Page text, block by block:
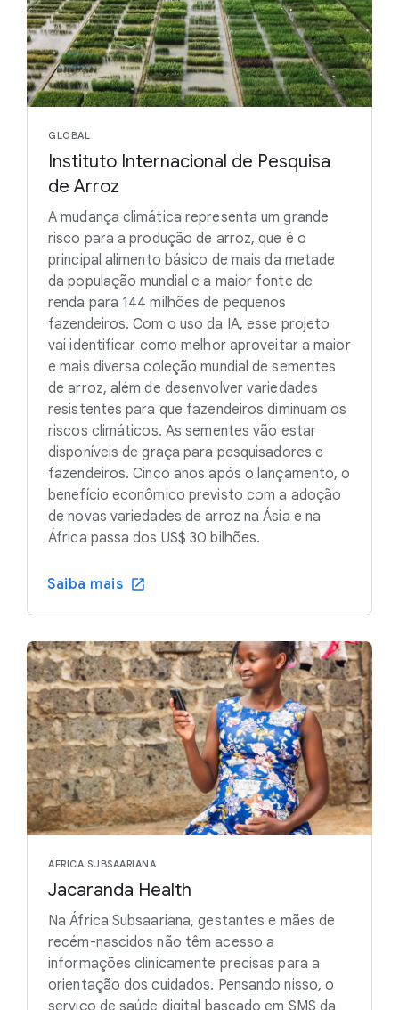
GLOBAL
Instituto Internacional de Pesquisa
de Arroz
A mudança climática representa um grande
risco para a produção de arroz, que é o
principal alimento básico de mais da metade
da população mundial e a maior fonte de
renda para 144 milhões de pequenos
fazendeiros. Com o uso da IA, esse projeto
vai identificar como melhor aproveitar a maior
e mais diversa coleção mundial de sementes
de arroz, além de desenvolver variedades
resistentes para que fazendeiros diminuam os
riscos climáticos. As sementes vão estar
disponíveis de graça para pesquisadores e
fazendeiros. Cinco anos após o lançamento, o
benefício econômico previsto com a adoção
de novas variedades de arroz na Ásia e na
África passa dos US$ 30 bilhões.
Saiba mais
ÁFRICA SUBSAARIANA
Jacaranda Health
Na África Subsaariana, gestantes e mães de
recém-nascidos não têm acesso a
informações clinicamente precisas para a
orientação dos cuidados. Pensando nisso, o
serviço de saúde digital baseado em SMS da